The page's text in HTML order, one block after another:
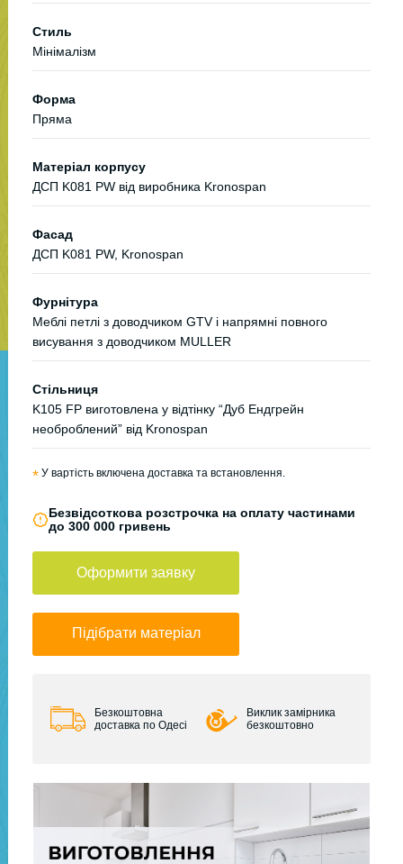
Стиль
Мінімалізм
Форма
Пряма
Матеріал корпусу
ДСП K081 PW від виробника Kronospan
Фасад
ДСП K081 PW, Kronospan
Фурнітура
Меблі петлі з доводчиком GTV і напрямні повного
висування з доводчиком MULLER
Стільниця
K105 FP виготовлена у відтінку “Дуб Ендгрейн
необроблений” від Kronospan
* У вартість включена доставка та встановлення.
Безвідсоткова розстрочка на оплату частинами
до 300 000 гривень
Оформити заявку
Підібрати матеріал
Безкоштовна
доставка по Одесі
Виклик замірника
безкоштовно